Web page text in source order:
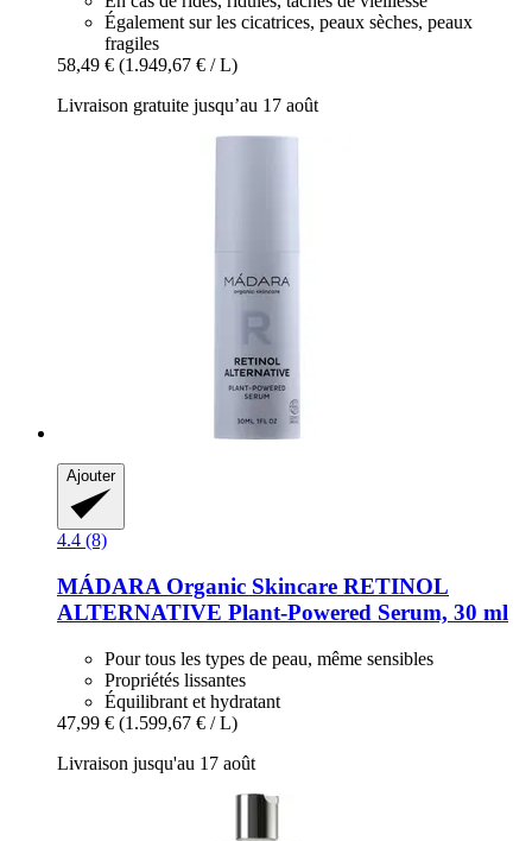
Également sur les cicatrices, peaux sèches, peaux
fragiles
58,49 € (1.949,67 € / L)
Livraison gratuite jusqu’au 17 août
Ajouter
4.4 (8)
MÁDARA Organic Skincare RETINOL
ALTERNATIVE Plant-​Powered Serum, 30 ml
Pour tous les types de peau, même sensibles
Propriétés lissantes
Équilibrant et hydratant
47,99 € (1.599,67 € / L)
Livraison jusqu'au 17 août